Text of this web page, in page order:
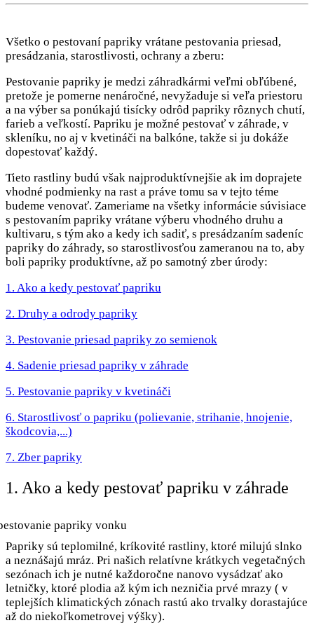
Všetko o pestovaní papriky vrátane pestovania priesad,
presádzania, starostlivosti, ochrany a zberu:
Pestovanie papriky je medzi záhradkármi veľmi obľúbené,
pretože je pomerne nenáročné, nevyžaduje si veľa priestoru
a na výber sa ponúkajú tisícky odrôd papriky rôznych chutí,
farieb a veľkostí. Papriku je možné pestovať v záhrade, v
skleníku, no aj v kvetináči na balkóne, takže si ju dokáže
dopestovať každý.
Tieto rastliny budú však najproduktívnejšie ak im doprajete
vhodné podmienky na rast a práve tomu sa v tejto téme
budeme venovať. Zameriame na všetky informácie súvisiace
s pestovaním papriky vrátane výberu vhodného druhu a
kultivaru, s tým ako a kedy ich sadiť, s presádzaním sadeníc
papriky do záhrady, so starostlivosťou zameranou na to, aby
boli papriky produktívne, až po samotný zber úrody:
1. Ako a kedy pestovať papriku
2. Druhy a odrody papriky
3. Pestovanie priesad papriky zo semienok
4. Sadenie priesad papriky v záhrade
5. Pestovanie papriky v kvetináči
6. Starostlivosť o papriku (polievanie, strihanie, hnojenie,
škodcovia,...)
7. Zber papriky
1. Ako a kedy pestovať papriku v záhrade
Papriky sú teplomilné, kríkovité rastliny, ktoré milujú slnko
a neznášajú mráz. Pri našich relatívne krátkych vegetačných
sezónach ich je nutné každoročne nanovo vysádzať ako
letničky, ktoré plodia až kým ich nezničia prvé mrazy ( v
teplejších klimatických zónach rastú ako trvalky dorastajúce
až do niekoľkometrovej výšky).